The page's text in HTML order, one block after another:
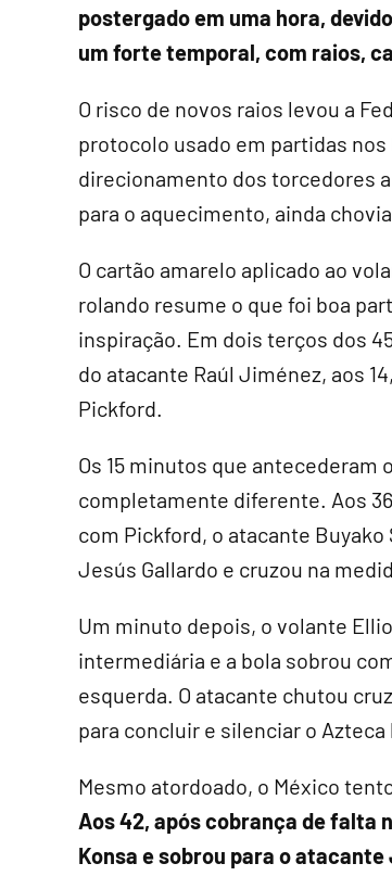
postergado em uma hora,
um forte temporal, com raios,
O risco de novos raios levou a
protocolo usado em partidas
direcionamento dos torcedores
para o aquecimento, ainda
O cartão amarelo aplicado ao
rolando resume o que foi boa
inspiração. Em dois terços dos
do atacante Raúl Jiménez, aos
Pickford.
Os 15 minutos que
completamente diferente. Aos
com Pickford, o atacante
Jesús Gallardo e cruzou na
Um minuto depois, o volante
intermediária e a bola sobrou
esquerda. O atacante chutou
para concluir e silenciar o Azteca
Mesmo atordoado, o México
Aos 42, após cobrança de falta
Konsa e sobrou para o